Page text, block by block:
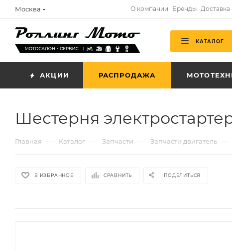
Москва О компании Бренды Доставка
КАТАЛОГ
АКЦИИ РАСПРОДАЖА
Шестерня
Главная — Каталог — Запчасти — Запчасти двигатель —
В ИЗБРАННОЕ СРАВНИТЬ ПОДЕЛИТЬСЯ